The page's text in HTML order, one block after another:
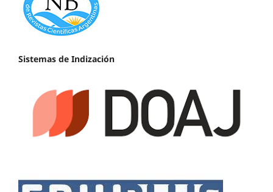
Sistemas de Indización